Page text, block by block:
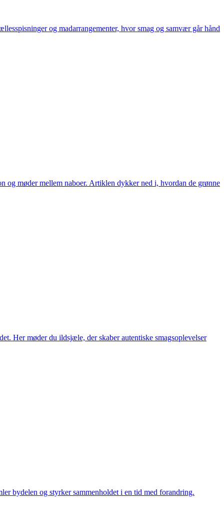
og madarrangementer, hvor smag og samvær går hånd
og møder mellem naboer. Artiklen dykker ned i, hvordan de grønne
Her møder du ildsjæle, der skaber autentiske smagsoplevelser
bydelen og styrker sammenholdet i en tid med forandring.